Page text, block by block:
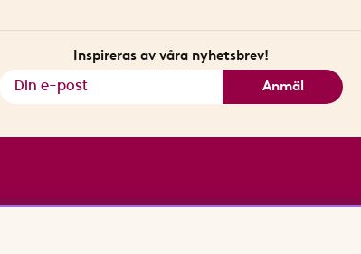
Inspireras av våra nyhetsbrev!
Anmäl